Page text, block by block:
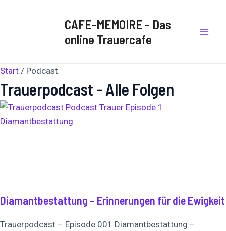
CAFE-MEMOIRE - Das
online Trauercafe
Start / Podcast
Trauerpodcast - Alle Folgen
Diamantbestattung – Erinnerungen für die Ewigkeit
Trauerpodcast – Episode 001 Diamantbestattung –